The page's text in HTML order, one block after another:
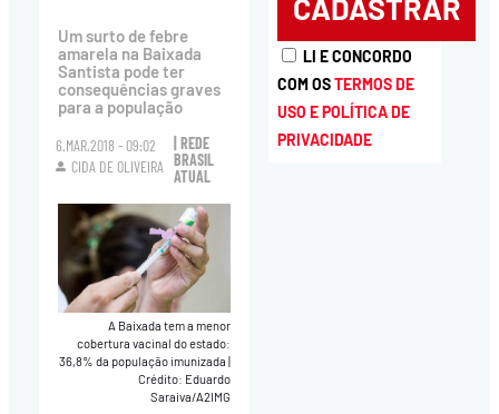
Um surto de febre
amarela na Baixada
Santista pode ter
consequências graves
para a população
6.MAR.2018 - 09:02
CIDA DE OLIVEIRA
| REDE
BRASIL
ATUAL
A Baixada tem a menor
cobertura vacinal do estado:
36,8% da população imunizada|
Crédito: Eduardo
Saraiva/A2IMG
LI E CONCORDO
COM OSTERMOS DE
USO E POLÍTICA DE
PRIVACIDADE